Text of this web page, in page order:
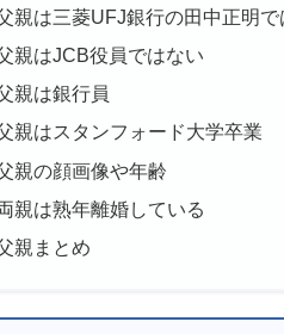
親は三菱UFJ銀行の田中正明で
親はJCB役員ではない
親は銀行員
親はスタンフォード大学卒業
親の顔画像や年齢
親は熟年離婚している
親まとめ